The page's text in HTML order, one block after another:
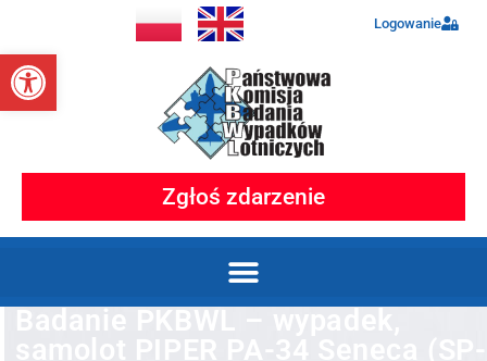
Otwórz pasek narzędzi
Logowanie
Zgłoś zdarzenie
Badanie PKBWL – wypadek,